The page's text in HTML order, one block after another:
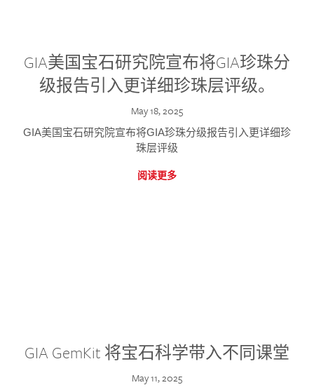
GIA美国宝石研究院宣布将GIA珍珠分
级报告引入更详细珍珠层评级。
May 18, 2025
GIA美国宝石研究院宣布将GIA珍珠分级报告引入更详细珍
珠层评级
阅读更多
GIA GemKit 将宝石科学带入不同课堂
May 11, 2025